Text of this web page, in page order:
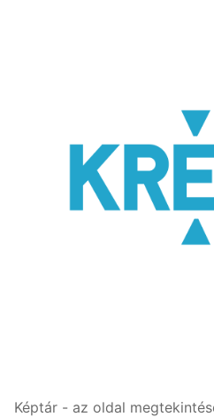
Képtár - az oldal